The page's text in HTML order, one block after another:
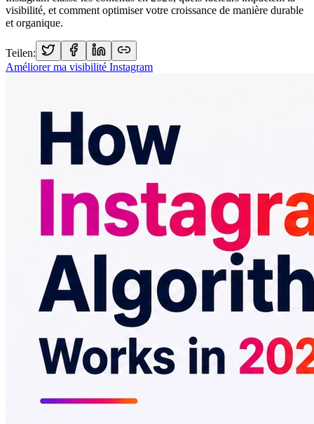
visibilité, et comment optimiser votre croissance de manière durable
et organique.
Teilen:
Améliorer ma visibilité Instagram